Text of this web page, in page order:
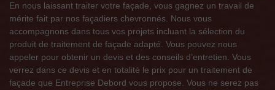
En nous laissant traiter votre façade, vous gagnez un travail de
mérite fait par nos façadiers chevronnés. Nous vous
accompagnons dans tous vos projets incluant la sélection du
produit de traitement de façade adapté. Vous pouvez nous
appeler pour obtenir un devis et des conseils d’entretien. Vous
verrez dans ce devis et en totalité le prix pour un traitement de
façade que Entreprise Debord vous propose. Vous ne serez pas